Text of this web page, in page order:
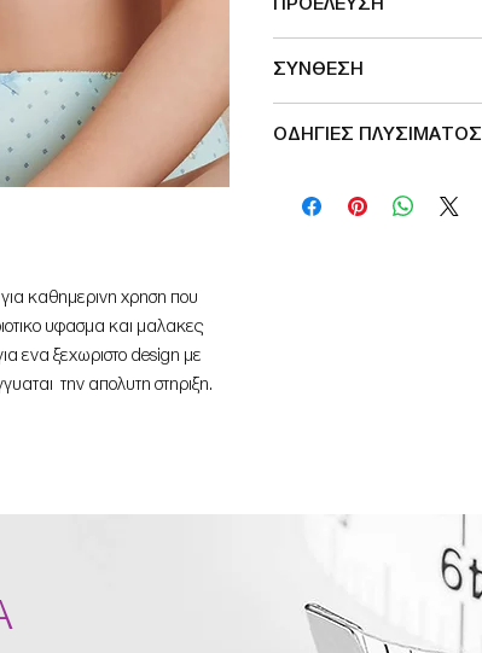
καθημερινη χρηση που
υφασμα και μαλακες
ενα ξεχωριστο design με
την απολυτη στηριξη.
ΠΡΟΕΛΕΥΣΗ
ΣΥΝΘΕΣΗ
82% Nylon
ΟΔΗΓΙΕΣ ΠΛΥΣΙΜΑΤΟΣ
Do not bleach